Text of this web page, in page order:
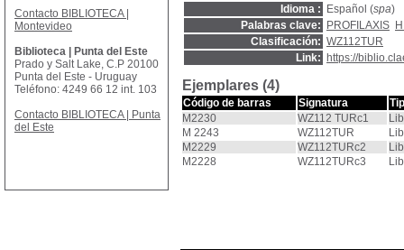
Idioma :
Español (spa)
Palabras clave:
PROFILAXIS
Clasificación: WZ112TUR
Link:
https://
Ejemplares (4)
Código de barras Signatura
M2230
WZ112 TURc1
M 2243
WZ112TUR
M2229
WZ112TURc2
M2228
WZ112TURc3
Contacto BIBLIOTECA |
Montevideo
Biblioteca | Punta del Este
Prado y Salt Lake, C.P 20100
Punta del Este - Uruguay
Teléfono: 4249 66 12 int. 103
Contacto BIBLIOTECA | Punta
del Este